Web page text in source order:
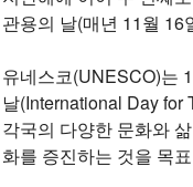
관용의 날(매년 11월 16
유네스코(UNESCO)는
날(International Day for
각국의 다양한 문화와
화를 증진하는 것을 목